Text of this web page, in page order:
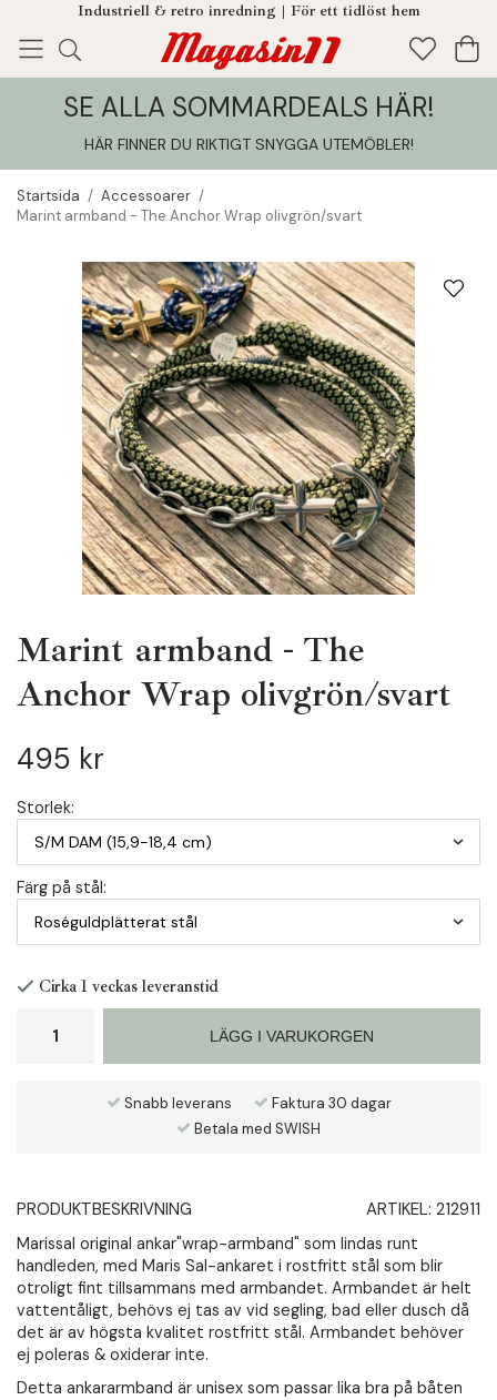
Industriell & retro inredning | För ett tidlöst hem
Enjoy! Tillagt i din varukorg
SE ALLA SOMMARDEALS HÄR!
HÄR FINNER DU RIKTIGT SNYGGA UTEMÖBLER!
Startsida / Accessoarer /
Marint armband - The Anchor Wrap olivgrön/svart
Marint armband - The
Anchor Wrap olivgrön/svart
495 kr
Storlek:
Färg på stål:
Cirka 1 veckas leveranstid
LÄGG I VARUKORGEN
Snabb leverans
Faktura 30 dagar
Betala med SWISH
PRODUKTBESKRIVNING ARTIKEL: 212911
Marissal original ankar"wrap-armband" som lindas runt
handleden, med Maris Sal-ankaret i rostfritt stål som blir
otroligt fint tillsammans med armbandet. Armbandet är helt
vattentåligt, behövs ej tas av vid segling, bad eller dusch då
det är av högsta kvalitet rostfritt stål. Armbandet behöver
ej poleras & oxiderar inte.
Detta ankararmband är unisex som passar lika bra på båten